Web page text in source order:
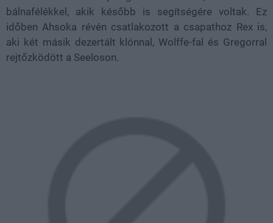
bálnafélékkel, akik később is segítségére voltak. Ez
időben Ahsoka révén csatlakozott a csapathoz Rex is,
aki két másik dezertált klónnal, Wolffe-fal és Gregorral
rejtőzködött a Seeloson.